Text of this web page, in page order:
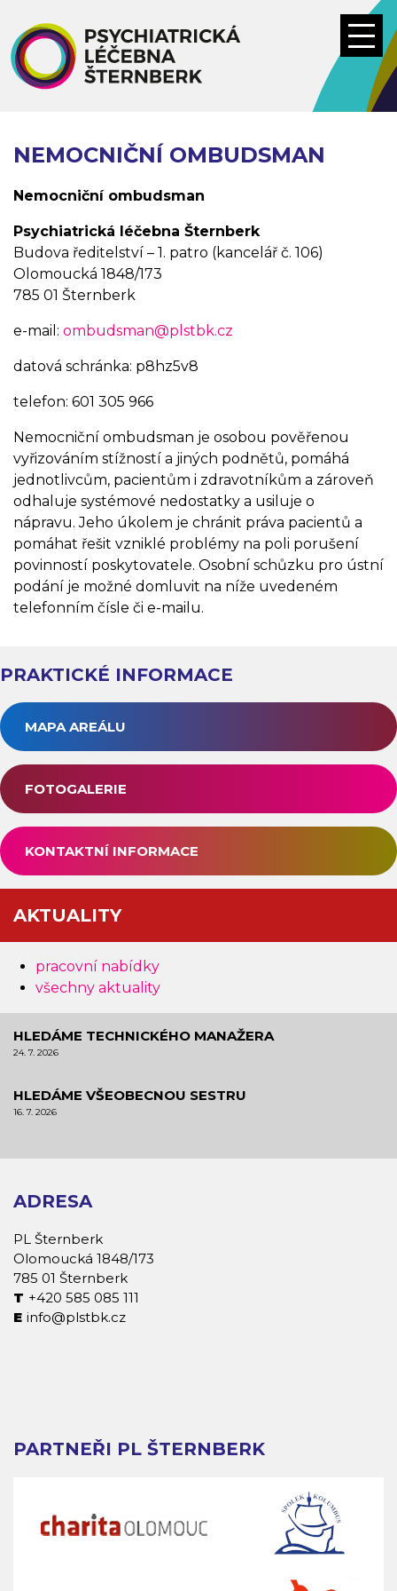
hlavnímu
obsahu
NEMOCNIČNÍ OMBUDSMAN
Nemocniční ombudsman
Psychiatrická léčebna Šternberk
Budova ředitelství – 1. patro (kancelář č. 106)
Olomoucká 1848/173
785 01 Šternberk
e-mail: ombudsman@plstbk.cz
datová schránka: p8hz5v8
telefon: 601 305 966
Nemocniční ombudsman je osobou pověřenou
vyřizováním stížností a jiných podnětů, pomáhá
jednotlivcům, pacientům i zdravotníkům a zároveň
odhaluje systémové nedostatky a usiluje o
nápravu. Jeho úkolem je chránit práva pacientů a
pomáhat řešit vzniklé problémy na poli porušení
povinností poskytovatele. Osobní schůzku pro ústní
podání je možné domluvit na níže uvedeném
telefonním čísle či e-mailu.
PRAKTICKÉ INFORMACE
MAPA AREÁLU
FOTOGALERIE
KONTAKTNÍ INFORMACE
AKTUALITY
pracovní nabídky
všechny aktuality
HLEDÁME TECHNICKÉHO MANAŽERA
24. 7. 2026
HLEDÁME VŠEOBECNOU SESTRU
16. 7. 2026
ADRESA
PL Šternberk
Olomoucká 1848/173
785 01 Šternberk
+420 585 085 111
info@plstbk.cz
PARTNEŘI PL ŠTERNBERK